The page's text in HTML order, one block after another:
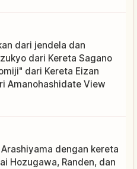
dari jendela dan
dari Kereta Sagano
dari Kereta Eizan
Amanohashidate View
dengan kereta
Hozugawa, Randen, dan